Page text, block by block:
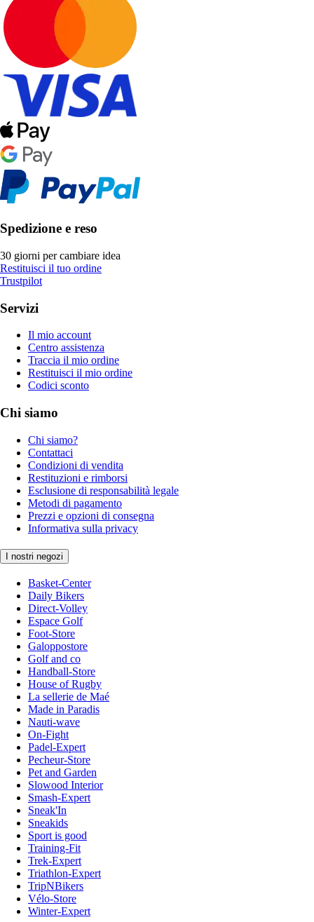
Spedizione e reso
30 giorni per cambiare idea
Restituisci il tuo ordine
Trustpilot
Servizi
Il mio account
Centro assistenza
Traccia il mio ordine
Restituisci il mio ordine
Codici sconto
Chi siamo
Chi siamo?
Contattaci
Condizioni di vendita
Restituzioni e rimborsi
Esclusione di responsabilità legale
Metodi di pagamento
Prezzi e opzioni di consegna
Informativa sulla privacy
I nostri negozi
Basket-Center
Daily Bikers
Direct-Volley
Espace Golf
Foot-Store
Galoppostore
Golf and co
Handball-Store
House of Rugby
La sellerie de Maé
Made in Paradis
Nauti-wave
On-Fight
Padel-Expert
Pecheur-Store
Pet and Garden
Slowood Interior
Smash-Expert
Sneak'In
Sneakids
Sport is good
Training-Fit
Trek-Expert
Triathlon-Expert
TripNBikers
Vélo-Store
Winter-Expert